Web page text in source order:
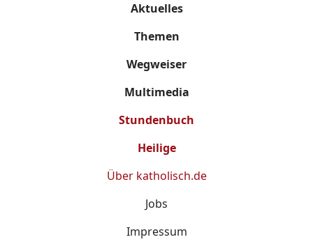
Aktuelles
Themen
Wegweiser
Multimedia
Stundenbuch
Heilige
Über katholisch.de
Jobs
Impressum